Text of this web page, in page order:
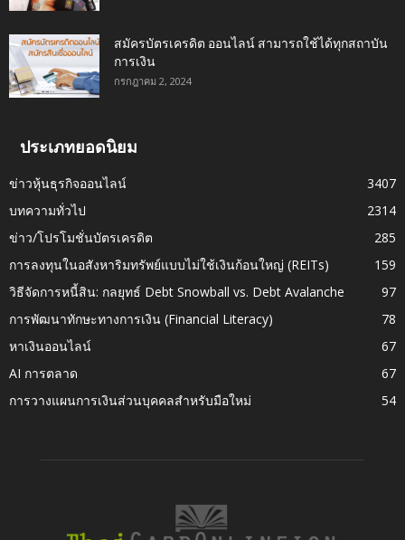
สมัครบัตรเครดิต ออนไลน์ สามารถใช้ได้ทุกสถาบัน
การเงิน
กรกฎาคม 2, 2024
ประเภทยอดนิยม
ข่าวหุ้นธุรกิจออนไลน์
3407
บทความทั่วไป
2314
ข่าว/โปรโมชั่นบัตรเครดิต
285
การลงทุนในอสังหาริมทรัพย์แบบไม่ใช้เงินก้อนใหญ่ (REITs)
159
วิธีจัดการหนี้สิน: กลยุทธ์ Debt Snowball vs. Debt Avalanche
97
การพัฒนาทักษะทางการเงิน (Financial Literacy)
78
หาเงินออนไลน์
67
AI การตลาด
67
การวางแผนการเงินส่วนบุคคลสำหรับมือใหม่
54